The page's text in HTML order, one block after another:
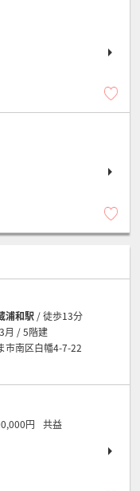
浦和駅 / 徒歩13分
月 / 5階建
市南区白幡4-7-22
円